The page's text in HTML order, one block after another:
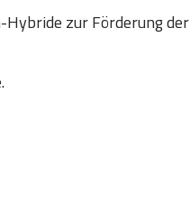
zur Förderung der